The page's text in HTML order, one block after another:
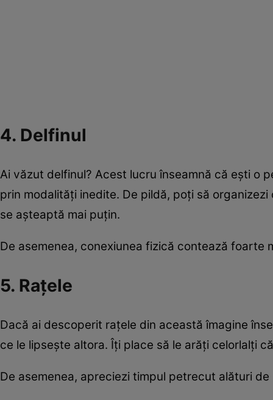
4. Delfinul
Ai văzut delfinul? Acest lucru înseamnă că ești o
prin modalități inedite. De pildă, poți să
se așteaptă mai puțin.
De asemenea, conexiunea fizică contează foarte
5. Rațele
Dacă ai descoperit rațele din această îmagine
ce le lipsește altora. Îți place să le arăți celorlalți
De asemenea, apreciezi timpul petrecut alături